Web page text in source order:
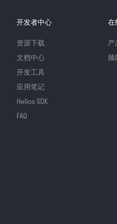
开发者中心
资源下载
文档中心
开发工具
应用笔记
Helios SDK
FAQ
在
频